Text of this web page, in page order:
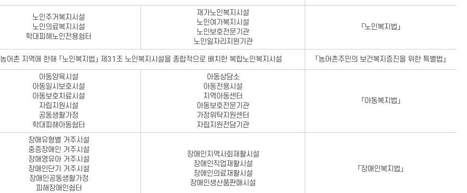
노인주거복지시설
노인의료복지시설
학대피해노인전용쉼터
재가노인복지시설
노인여가복지시설
노인보호전문기관
노인일자리지원기관
「노인복지법」
농어촌 지역에 한해 「노인복지법」 제31조 노인복지시설을 종합적으로 배치한 복합노인복지시설 「농어촌주민의 보건복지증진을 위한 특별법」
아동양육시설
아동일시보호시설
아동보호치료시설
자립지원시설
공동생활가정
학대피해아동쉼터
아동상담소
아동전용시설
지역아동센터
아동보호전문기관
가정위탁지원센터
자립지원전담기관
「아동복지법」
장애유형별 거주시설
중증장애인 거주시설
장애영유아 거주시설
장애인단기 거주시설
장애인공동생활가정
피해장애인쉼터
장애인지역사회재활시설
장애인직업재활시설
장애인의료재활시설
장애인생산품판매시설
「장애인복지법」